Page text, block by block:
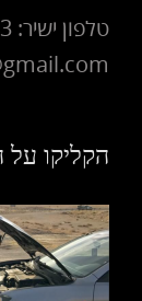
טלפון ישיר: 052-5657183
הקליקו על